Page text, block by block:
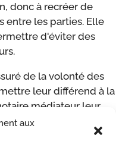
aux
donc à recréer de
entre les parties. Elle
d'éviter des
de la volonté des
leur différend à la
médiateur leur
une convention de
clairement définis le